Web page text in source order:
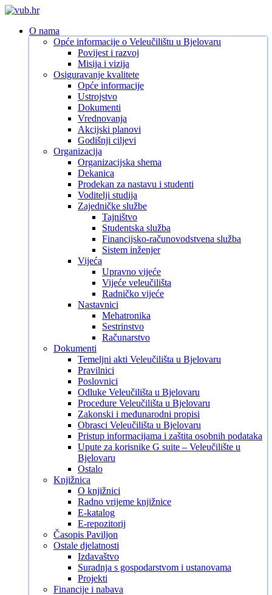
Skip
main
search
Menu
O nama
Opće informacije o Veleučilištu u Bjelovaru
Povijest i razvoj
Misija i vizija
Osiguravanje kvalitete
Opće informacije
Ustrojstvo
Dokumenti
Vrednovanja
Akcijski planovi
Godišnji ciljevi
Organizacija
Organizacijska shema
Dekanica
Prodekan za nastavu i studenti
Voditelji studija
Zajedničke službe
Tajništvo
Studentska služba
Financijsko-računovodstvena služba
Sistem inženjer
Vijeća
Upravno vijeće
Vijeće veleučilišta
Radničko vijeće
Nastavnici
Mehatronika
Sestrinstvo
Računarstvo
Dokumenti
Temeljni akti Veleučilišta u Bjelovaru
Pravilnici
Poslovnici
Odluke Veleučilišta u Bjelovaru
Procedure Veleučilišta u Bjelovaru
Zakonski i međunarodni propisi
Obrasci Veleučilišta u Bjelovaru
Pristup informacijama i zaštita osobnih podataka
Upute za korisnike G suite – Veleučilište u
Bjelovaru
Ostalo
Knjižnica
O knjižnici
Radno vrijeme knjižnice
E-katalog
E-repozitorij
Časopis Paviljon
Ostale djelatnosti
Izdavaštvo
Suradnja s gospodarstvom i ustanovama
Projekti
Financije i nabava